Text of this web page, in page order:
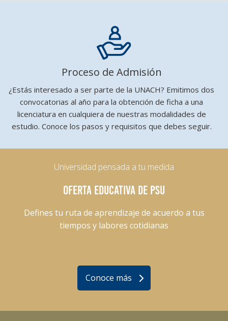
Proceso de Admisión
¿Estás interesado a ser parte de la UNACH? Emitimos dos
convocatorias al año para la obtención de ficha a una
licenciatura en cualquiera de nuestras modalidades de
estudio. Conoce los pasos y requisitos que debes seguir.
Universidad pensada a tu medida
OFERTA EDUCATIVA DE PSU
Defines tu ruta de aprendizaje de acuerdo a tus
tiempos y labores cotidianas
Conoce más